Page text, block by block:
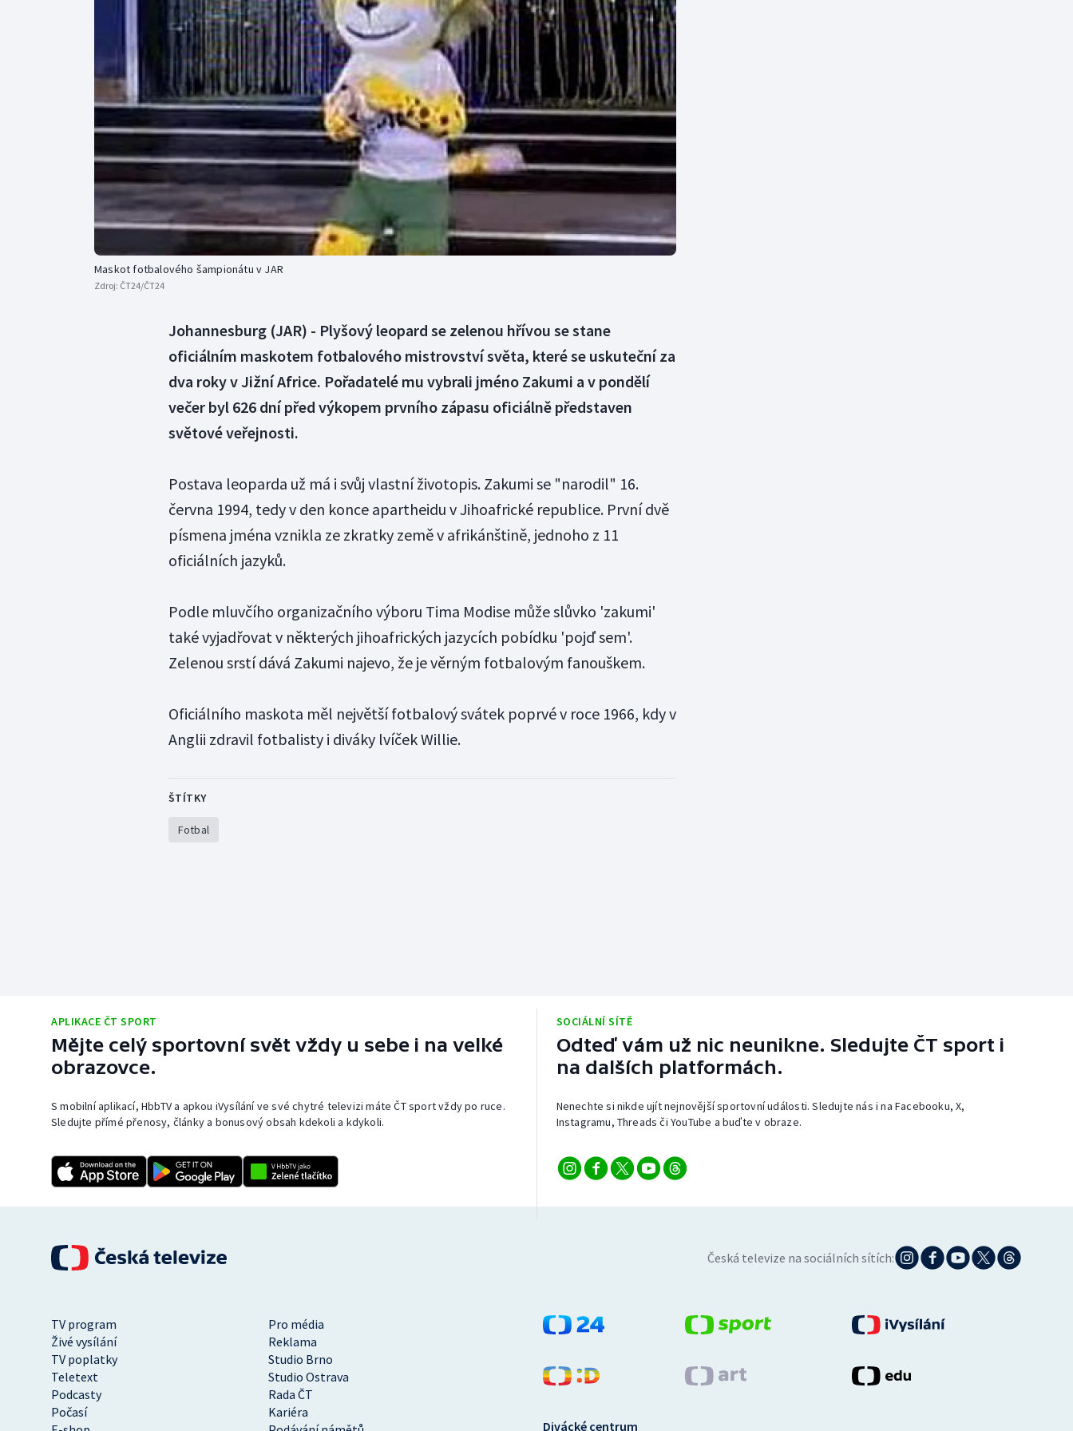
Curling
Dostihy
Florbal
Golf
Gymnastika
Moderní pětiboj
Motorsport
Olympijské hry
Parasport
Plavání
Plážový volejbal
Triatlon
Veslování
Vodní slalom
Volejbal
Maskot fotbalového šampionátu v JAR
Zdroj: ČT24/ČT24
Johannesburg (JAR) - Plyšový leopard se zelenou hřívou se stane
oficiálním maskotem fotbalového mistrovství světa, které se uskuteční za
dva roky v Jižní Africe. Pořadatelé mu vybrali jméno Zakumi a v pondělí
večer byl 626 dní před výkopem prvního zápasu oficiálně představen
světové veřejnosti.
Postava leoparda už má i svůj vlastní životopis. Zakumi se "narodil" 16.
června 1994, tedy v den konce apartheidu v Jihoafrické republice. První dvě
písmena jména vznikla ze zkratky země v afrikánštině, jednoho z 11
oficiálních jazyků.
Podle mluvčího organizačního výboru Tima Modise může slůvko 'zakumi'
také vyjadřovat v některých jihoafrických jazycích pobídku 'pojď sem'.
Zelenou srstí dává Zakumi najevo, že je věrným fotbalovým fanouškem.
Oficiálního maskota měl největší fotbalový svátek poprvé v roce 1966, kdy v
Anglii zdravil fotbalisty i diváky lvíček Willie.
ŠTÍTKY
Fotbal
APLIKACE ČT SPORT
Mějte celý sportovní svět vždy u sebe i na velké
obrazovce.
S mobilní aplikací, HbbTV a apkou iVysílání ve své chytré televizi máte ČT sport vždy po ruce.
Sledujte přímé přenosy, články a bonusový obsah kdekoli a kdykoli.
SOCIÁLNÍ SÍTĚ
Odteď vám už nic neunikne. Sledujte ČT sport i
na dalších platformách.
Nenechte si nikde ujít nejnovější sportovní události. Sledujte nás i na Facebooku, X,
Instagramu, Threads či YouTube a buďte v obraze.
Česká televize na sociálních sítích:
TV program
Pro média
Živé vysílání
Reklama
TV poplatky
Studio Brno
Teletext
Studio Ostrava
Podcasty
Rada ČT
Počasí
Kariéra
Divácké centrum